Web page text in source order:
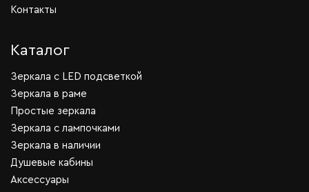
Контакты
Каталог
Зеркала c LED подсветкой
Зеркала в раме
Простые зеркала
Зеркала с лампочками
Зеркала в наличии
Душевые кабины
Аксессуары